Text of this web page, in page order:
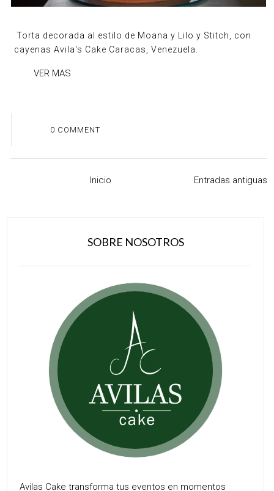
Torta decorada al estilo de Moana y Lilo y Stitch, con
cayenas Avila's Cake Caracas, Venezuela.
VER MAS
0 COMMENT
Entradas antiguas
Inicio
SOBRE NOSOTROS
Avilas Cake transforma tus eventos en momentos